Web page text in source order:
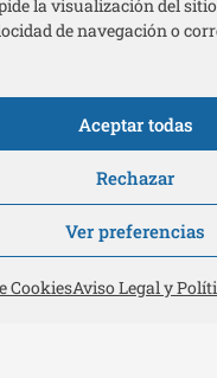
la visualización del
de navegación o
Aceptar todas
Rechazar
Ver preferencias
CookiesAviso Legal y
Ayuntamiento de
Social Caja Rural de